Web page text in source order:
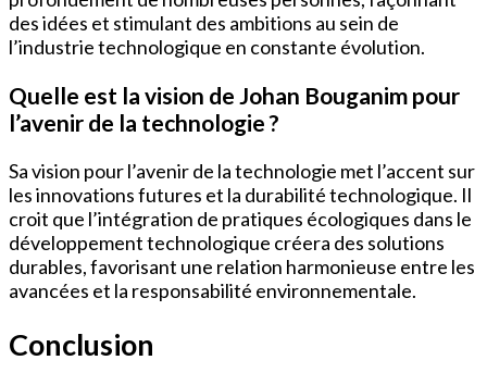
des idées et stimulant des ambitions au sein de
l’industrie technologique en constante évolution.
Quelle est la vision de Johan Bouganim pour
l’avenir de la technologie ?
Sa vision pour l’avenir de la technologie met l’accent sur
les innovations futures et la durabilité technologique. Il
croit que l’intégration de pratiques écologiques dans le
développement technologique créera des solutions
durables, favorisant une relation harmonieuse entre les
avancées et la responsabilité environnementale.
Conclusion